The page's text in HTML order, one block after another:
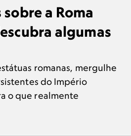
a Roma
algumas
romanas, mergulhe
do Império
o que realmente